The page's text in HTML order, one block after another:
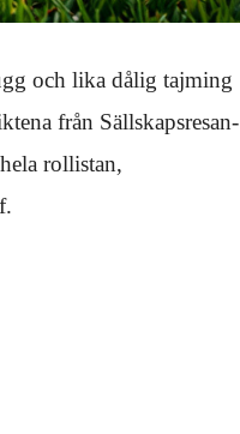
och lika dålig tajming
från Sällskapsresan-
rollistan,